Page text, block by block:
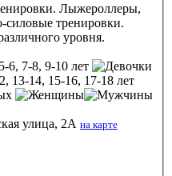
Лыжероллеры,
тренировки.
уровня.
6, 7-8, 9-10 лет
13-14, 15-16, 17-18 лет
улица, 2А на карте